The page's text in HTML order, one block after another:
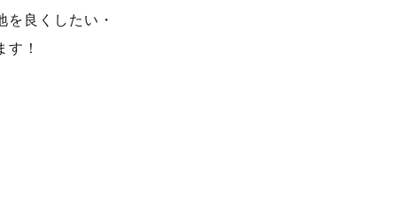
良くしたい・
！